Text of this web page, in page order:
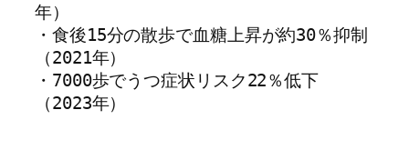
年）
・食後15分の散歩で血糖上昇が約30％抑制
（2021年）
・7000歩でうつ症状リスク22％低下
（2023年）